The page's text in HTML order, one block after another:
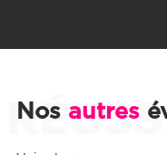
Nos autres